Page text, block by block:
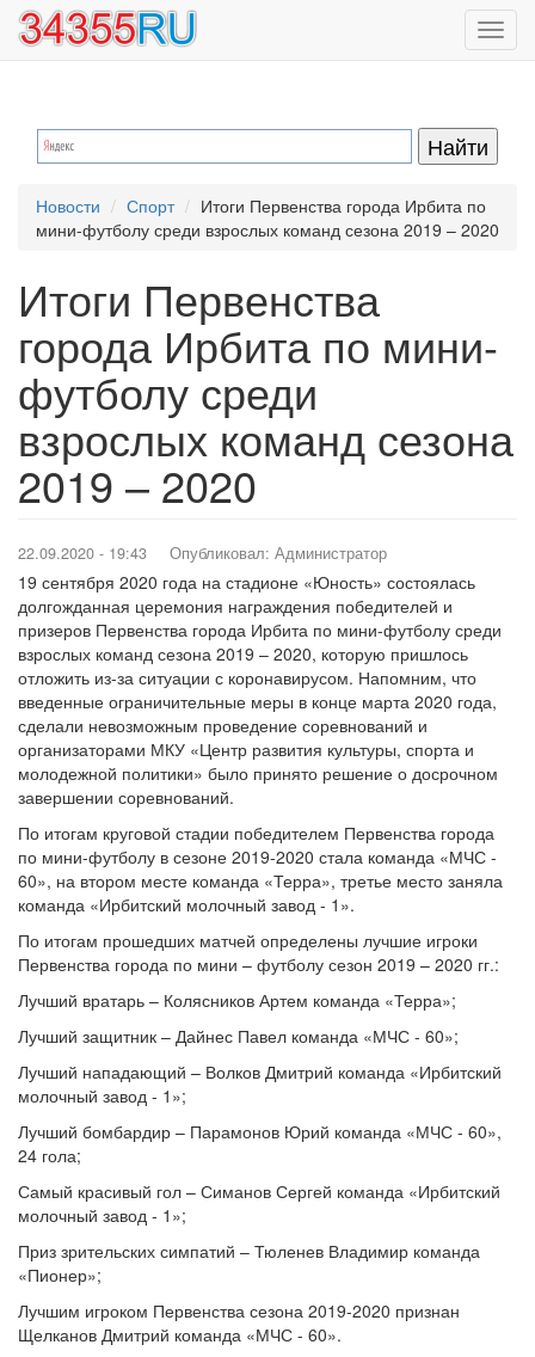
Перейти
основному
Новости Спорт
Итоги Первенства города Ирбита по
мини-футболу среди взрослых команд сезона 2019 – 2020
Итоги Первенства
города Ирбита по мини-
футболу среди
взрослых команд сезона
2019 – 2020
22.09.2020 - 19:43 Опубликовал: Администратор
19 сентября 2020 года на стадионе «Юность» состоялась
долгожданная церемония награждения победителей и
призеров Первенства города Ирбита по мини-футболу среди
взрослых команд сезона 2019 – 2020, которую пришлось
отложить из-за ситуации с коронавирусом. Напомним, что
введенные ограничительные меры в конце марта 2020 года,
сделали невозможным проведение соревнований и
организаторами МКУ «Центр развития культуры, спорта и
молодежной политики» было принято решение о досрочном
завершении соревнований.
По итогам круговой стадии победителем Первенства города
по мини-футболу в сезоне 2019-2020 стала команда «МЧС -
60», на втором месте команда «Терра», третье место заняла
команда «Ирбитский молочный завод - 1».
По итогам прошедших матчей определены лучшие игроки
Первенства города по мини – футболу сезон 2019 – 2020 гг.:
Лучший вратарь – Колясников Артем команда «Терра»;
Лучший защитник – Дайнес Павел команда «МЧС - 60»;
Лучший нападающий – Волков Дмитрий команда «Ирбитский
молочный завод - 1»;
Лучший бомбардир – Парамонов Юрий команда «МЧС - 60»,
24 гола;
Самый красивый гол – Симанов Сергей команда «Ирбитский
молочный завод - 1»;
Приз зрительских симпатий – Тюленев Владимир команда
«Пионер»;
Лучшим игроком Первенства сезона 2019-2020 признан
Щелканов Дмитрий команда «МЧС - 60».